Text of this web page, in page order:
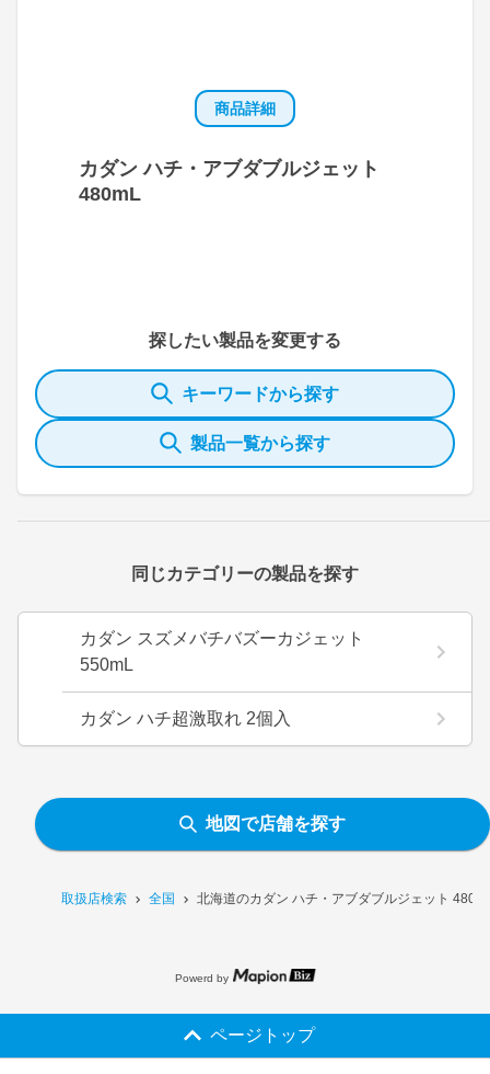
取扱店検索 全国 北海道のカダン ハチ・アブダブルジェット
商品詳細
カダン ハチ・アブダブルジェット
480mL
探したい製品を変更する
キーワードから探す
製品一覧から探す
同じカテゴリーの製品を探す
カダン スズメバチバズーカジェット
550mL
カダン ハチ超激取れ 2個入
地図で店舗を探す
Powerd by
ページトップ